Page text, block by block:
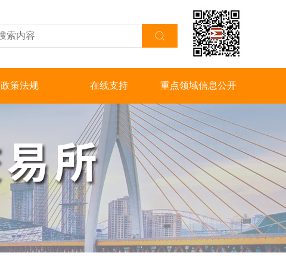
政策法规 在线支持 重点领域信息公开